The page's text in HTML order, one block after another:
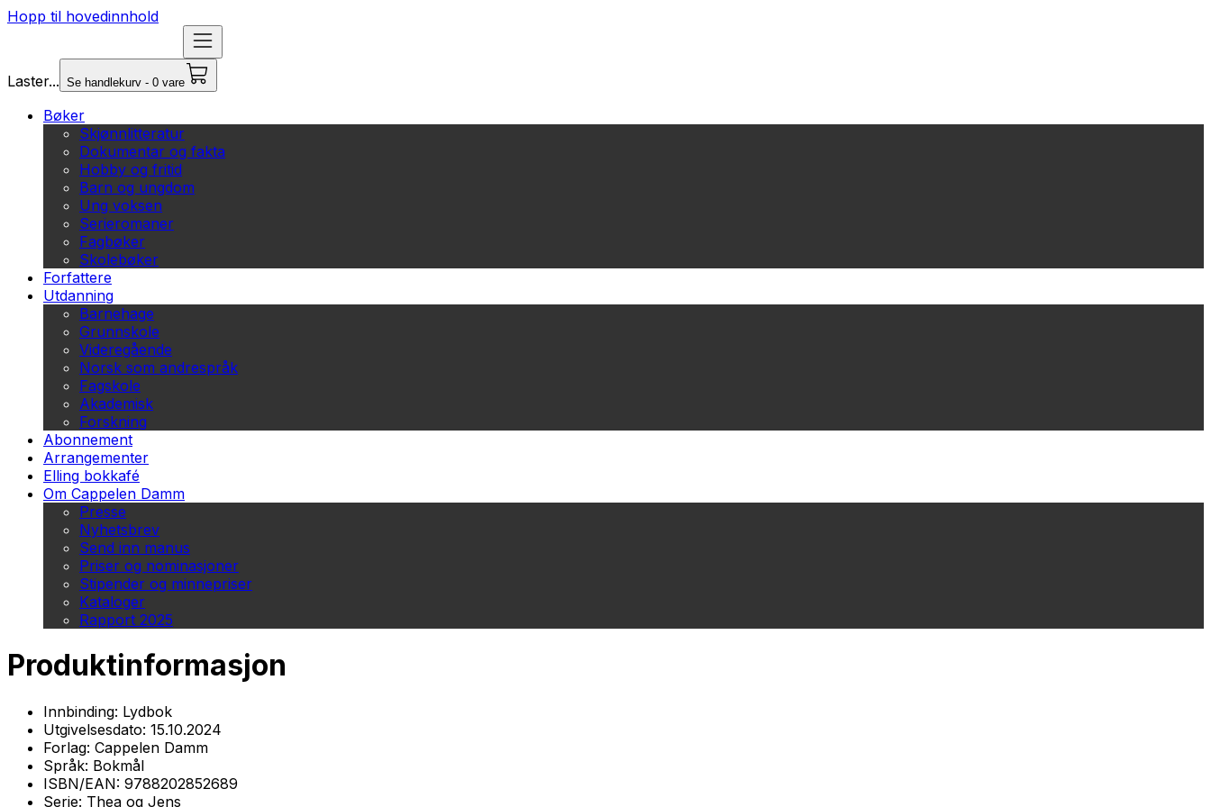
Hopp til hovedinnhold
Laster... Se handlekurv - 0 vare
Bøker
Skjønnlitteratur
Dokumentar og fakta
Hobby og fritid
Barn og ungdom
Ung voksen
Serieromaner
Fagbøker
Skolebøker
Forfattere
Utdanning
Barnehage
Grunnskole
Videregående
Norsk som andrespråk
Fagskole
Akademisk
Forskning
Abonnement
Arrangementer
Elling bokkafé
Om Cappelen Damm
Presse
Nyhetsbrev
Send inn manus
Priser og nominasjoner
Stipender og minnepriser
Kataloger
Rapport 2025
Produktinformasjon
Innbinding: Lydbok
Utgivelsesdato: 15.10.2024
Forlag: Cappelen Damm
Språk: Bokmål
ISBN/EAN: 9788202852689
Serie: Thea og Jens